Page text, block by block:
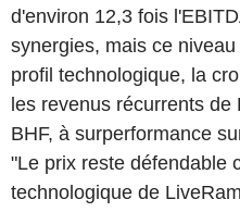
d'environ 12,3 fois
synergies, mais ce
profil technologique, la
les revenus récurrents
BHF, à surperformance
"Le prix reste défendable
technologique de